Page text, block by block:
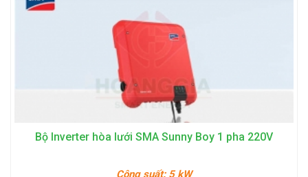
Bộ Inverter hòa lưới SMA Sunny Boy 1 pha 220V
Công suất: 5 kW